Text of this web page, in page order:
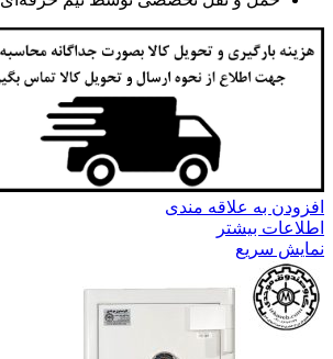
افزودن به علاقه مندی
اطلاعات بیشتر
نمایش سریع